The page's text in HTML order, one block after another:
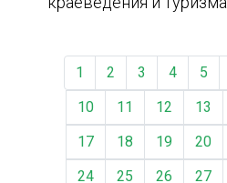
1 2 3 4 5
10
11 12 13
17
18 19 20
24
25 26 27